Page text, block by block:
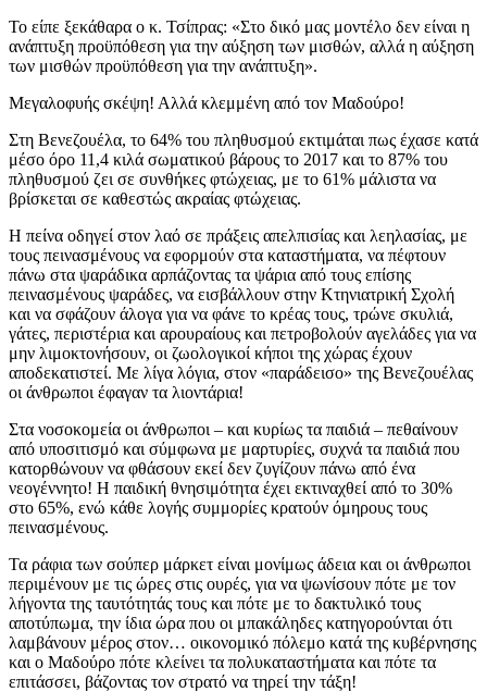
Το είπε ξεκάθαρα ο κ. Τσίπρας: «Στο δικό μας μοντέλο δεν είναι η
ανάπτυξη προϋπόθεση για την αύξηση των μισθών, αλλά η αύξηση
των μισθών προϋπόθεση για την ανάπτυξη».
Μεγαλοφυής σκέψη! Αλλά κλεμμένη από τον Μαδούρο!
Στη Βενεζουέλα, το 64% του πληθυσμού εκτιμάται πως έχασε κατά
μέσο όρο 11,4 κιλά σωματικού βάρους το 2017 και το 87% του
πληθυσμού ζει σε συνθήκες φτώχειας, με το 61% μάλιστα να
βρίσκεται σε καθεστώς ακραίας φτώχειας.
Η πείνα οδηγεί στον λαό σε πράξεις απελπισίας και λεηλασίας, με
τους πεινασμένους να εφορμούν στα καταστήματα, να πέφτουν
πάνω στα ψαράδικα αρπάζοντας τα ψάρια από τους επίσης
πεινασμένους ψαράδες, να εισβάλλουν στην Κτηνιατρική Σχολή
και να σφάζουν άλογα για να φάνε το κρέας τους, τρώνε σκυλιά,
γάτες, περιστέρια και αρουραίους και πετροβολούν αγελάδες για να
μην λιμοκτονήσουν, οι ζωολογικοί κήποι της χώρας έχουν
αποδεκατιστεί. Με λίγα λόγια, στον «παράδεισο» της Βενεζουέλας
οι άνθρωποι έφαγαν τα λιοντάρια!
Στα νοσοκομεία οι άνθρωποι – και κυρίως τα παιδιά – πεθαίνουν
από υποσιτισμό και σύμφωνα με μαρτυρίες, συχνά τα παιδιά που
κατορθώνουν να φθάσουν εκεί δεν ζυγίζουν πάνω από ένα
νεογέννητο! Η παιδική θνησιμότητα έχει εκτιναχθεί από το 30%
στο 65%, ενώ κάθε λογής συμμορίες κρατούν όμηρους τους
πεινασμένους.
Τα ράφια των σούπερ μάρκετ είναι μονίμως άδεια και οι άνθρωποι
περιμένουν με τις ώρες στις ουρές, για να ψωνίσουν πότε με τον
λήγοντα της ταυτότητάς τους και πότε με το δακτυλικό τους
αποτύπωμα, την ίδια ώρα που οι μπακάληδες κατηγορούνται ότι
λαμβάνουν μέρος στον… οικονομικό πόλεμο κατά της κυβέρνησης
και ο Μαδούρο πότε κλείνει τα πολυκαταστήματα και πότε τα
επιτάσσει, βάζοντας τον στρατό να τηρεί την τάξη!